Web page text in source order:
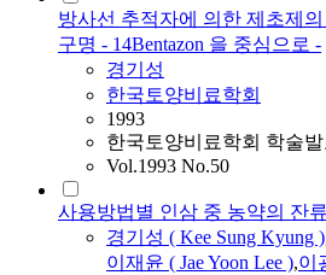
방사선 추적자에 의한 제초제
구명 - 14Bentazon 을 중심으로 -
경기성
한국토양비료학회
1993
한국토양비료학회 학술발
Vol.1993 No.50
사용방법별 인삼 중 농약의 잔
경기성 ( Kee Sung Kyung )
이재윤 ( Jae Yoon Lee ),이